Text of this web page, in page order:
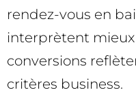
rendez-vous en
interprètent mieux
conversions
critères business.